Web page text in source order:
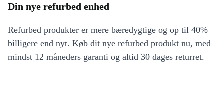
Din nye refurbed enhed
Refurbed produkter er mere bæredygtige og op til 40%
billigere end nyt. Køb dit nye refurbed produkt nu, med
mindst 12 måneders garanti og altid 30 dages returret.